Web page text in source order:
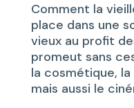
Comment la
place dans une
vieux au profit
promeut sans
la cosmétique,
mais aussi le